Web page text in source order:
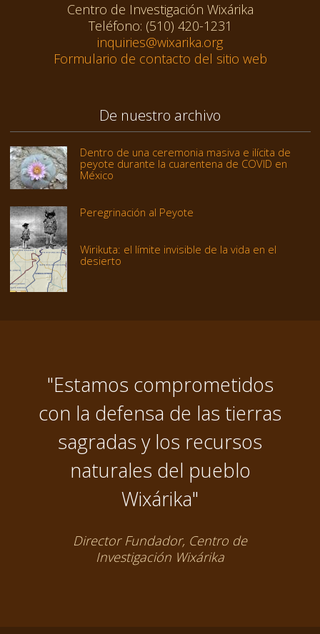
Centro de Investigación Wixárika
Teléfono: (510) 420-1231
inquiries@wixarika.org
Formulario de contacto del sitio web
De nuestro archivo
Dentro de una ceremonia masiva e ilícita de
peyote durante la cuarentena de COVID en
México
Peregrinación al Peyote
Wirikuta: el límite invisible de la vida en el
desierto
"Estamos comprometidos
con la defensa de las tierras
sagradas y los recursos
naturales del pueblo
Wixárika"
Director Fundador, Centro de
Investigación Wixárika